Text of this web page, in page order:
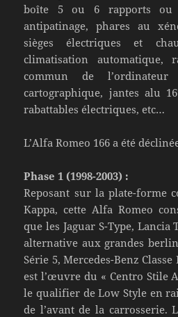
boîte 5 ou 6 rapports ou
antipatinage, phares au
sièges électriques et
climatisation automatique,
commun de
cartographique, jantes alu
rabattables électriques, etc…
L’Alfa Romeo 166 a été
Phase 1 (1998-2003) :
Reposant sur la plate-forme
Kappa, cette Alfa Romeo
que les Jaguar S-Type, Lancia
alternative aux grandes
Série 5, Mercedes-Benz
est l’œuvre du « Centro Stile
le qualifier de Low Style en
de l’avant de la carrosserie.